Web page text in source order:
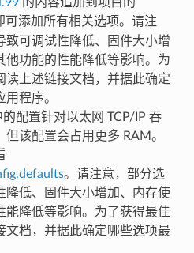
可添加所有相关选项。请注
致可调试性降低、固件大小增
他功能的性能降低等影响。为
读上述链接文档，并据此确定
程序。
配置针对以太网 TCP/IP 吞
该配置会占用更多 RAM。
。请注意，部分选
降低、固件大小增加、内存使
能降低等影响。为了获得最佳
文档，并据此确定哪些选项最